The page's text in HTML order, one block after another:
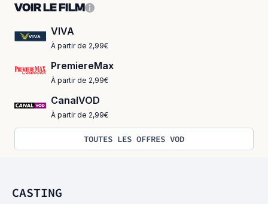
VOIR LE FILM
VIVA
À partir de 2,99€
PremiereMax
À partir de 2,99€
CanalVOD
À partir de 2,99€
TOUTES LES OFFRES VOD
CASTING